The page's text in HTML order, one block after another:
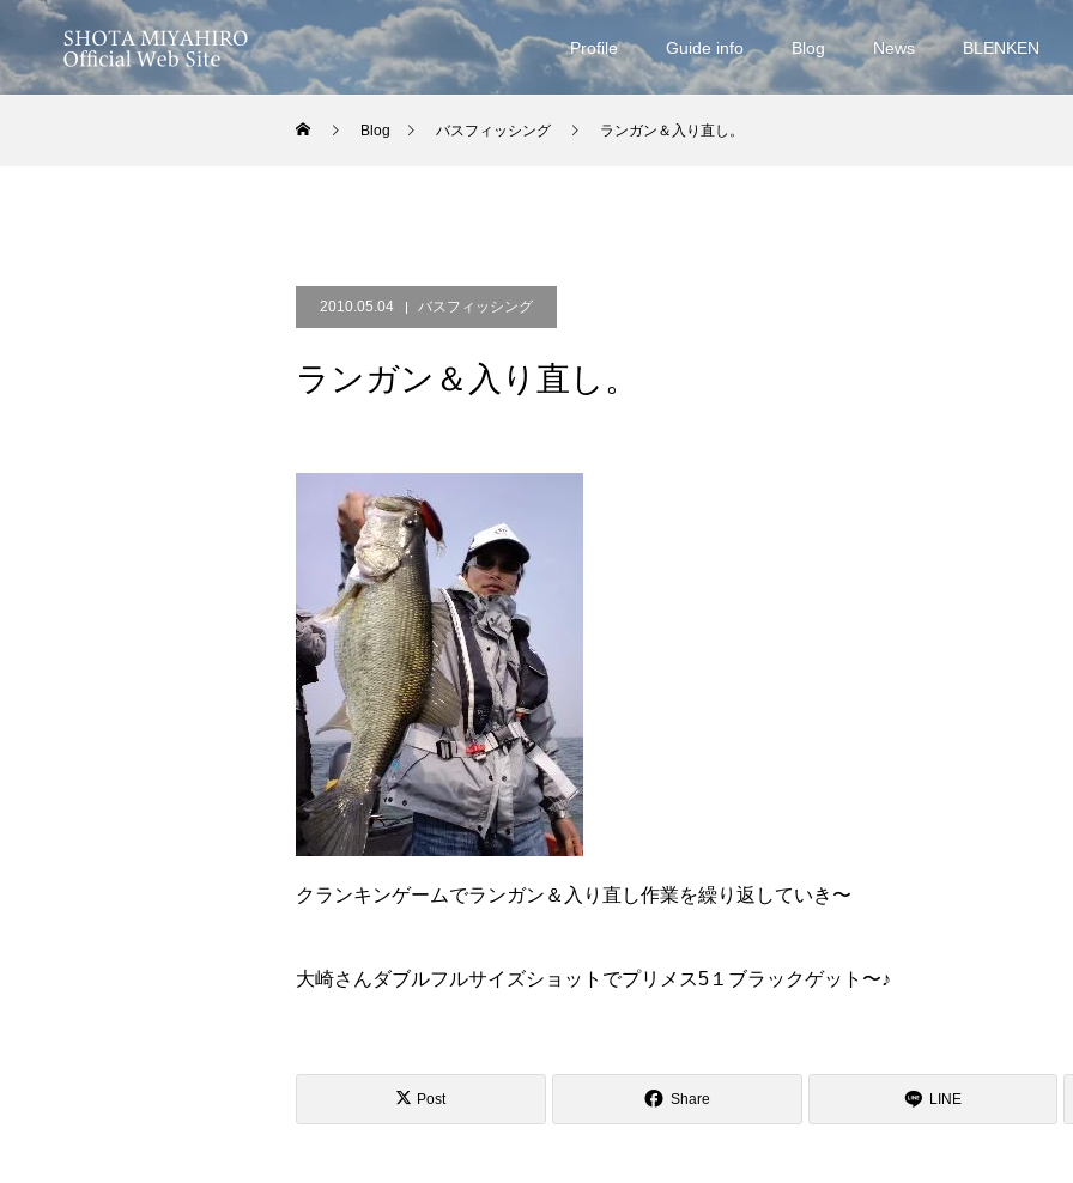
Profile Guide info Blog News BLENKEN
Blog バスフィッシング ランガン＆入り直し。
2010.05.04 バスフィッシング
ランガン＆入り直し。
クランキンゲームでランガン＆入り直し作業を繰り返していき〜
大崎さんダブルフルサイズショットでプリメス5１ブラックゲット〜♪
Post Share LINE